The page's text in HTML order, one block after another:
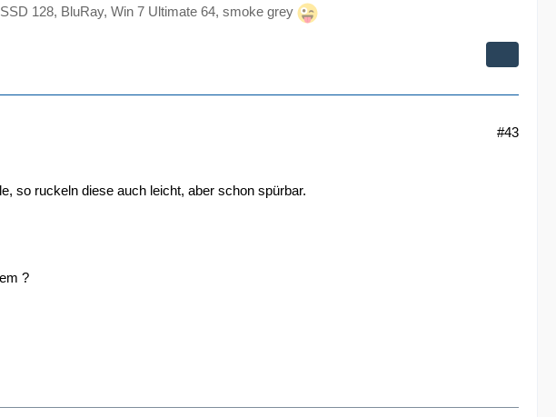
128, BluRay, Win 7 Ultimate 64, smoke grey
#43
so ruckeln diese auch leicht, aber schon spürbar.
?